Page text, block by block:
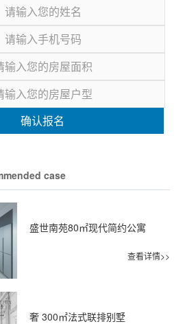
确认报名
case
盛世南苑80㎡现代简约公寓
查看详情>>
奢 300㎡法式联排别墅